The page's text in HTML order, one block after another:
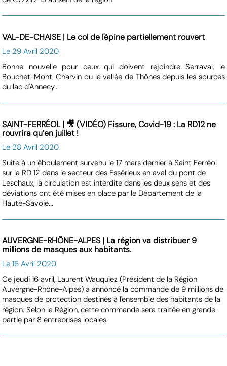
VAL-DE-CHAISE | Le col de l'épine partiellement rouvert
Le 29 Avril 2020
Bonne nouvelle pour ceux qui doivent rejoindre Serraval, le
Bouchet-Mont-Charvin ou la vallée de Thônes depuis les sources
du lac d'Annecy...
SAINT-FERRÉOL | 🎥 (VIDÉO) Fissure, Covid-19 : La RD12 ne
rouvrira qu’en juillet !
Le 28 Avril 2020
Suite à un éboulement survenu le 17 mars dernier à Saint Ferréol
sur la RD 12 dans le secteur des Essérieux en aval du pont de
Leschaux, la circulation est interdite dans les deux sens et des
déviations ont été mises en place par le Département de la
Haute-Savoie...
AUVERGNE-RHÔNE-ALPES | La région va distribuer 9
millions de masques aux habitants.
Le 16 Avril 2020
Ce jeudi 16 avril, Laurent Wauquiez (Président de la Région
Auvergne-Rhône-Alpes) a annoncé la commande de 9 millions de
masques de protection destinés à l'ensemble des habitants de la
région. Selon la Région, cette commande sera traitée en grande
partie par 8 entreprises locales.